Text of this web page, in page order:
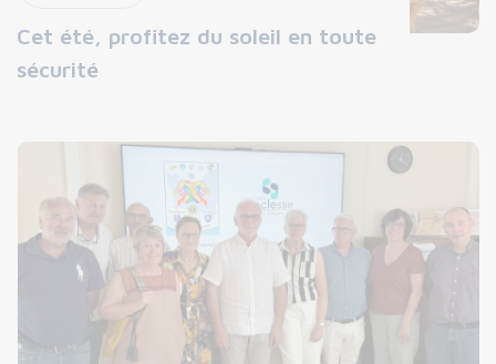
Cet été, profitez du soleil en toute
sécurité